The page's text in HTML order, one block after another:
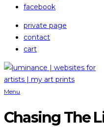
facebook
private page
contact
cart
Menu
Chasing The